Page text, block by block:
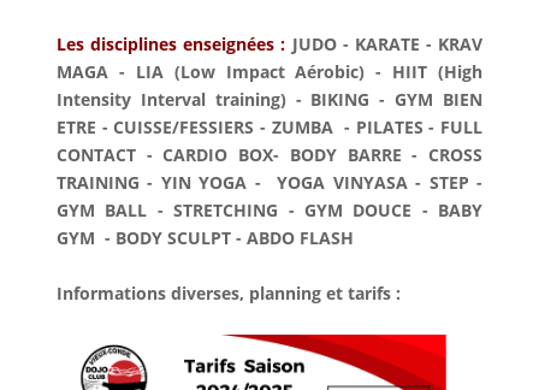
Les disciplines enseignées : JUDO - KARATE - KRAV
MAGA - LIA (Low Impact Aérobic) - HIIT (High
Intensity Interval training) - BIKING - GYM BIEN
ETRE -CUISSE/FESSIERS - ZUMBA - PILATES - FULL
CONTACT - CARDIO BOX- BODY BARRE - CROSS
TRAINING - YIN YOGA - YOGA VINYASA - STEP -
GYM BALL - STRETCHING - GYM DOUCE - BABY
GYM - BODY SCULPT - ABDO FLASH
Informations diverses, planning et tarifs :